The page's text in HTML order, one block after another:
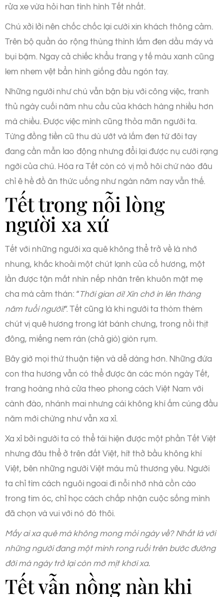
rửa xe vừa hỏi han tình hình Tết nhất.
Chú xởi lởi nên chốc chốc lại cười xin khách thông cảm.
Trên bộ quần áo rộng thùng thình lấm đen dầu máy và
bụi bặm. Ngay cả chiếc khẩu trang y tế màu xanh cũng
lem nhem vệt bẩn hình giống đầu ngón tay.
Những người như chú vẫn bận bịu với công việc, tranh
thủ ngày cuối năm nhu cầu của khách hàng nhiều hơn
mà chiều. Được việc mình cũng thỏa mãn người ta.
Từng đồng tiền cũ thu dù ướt và lấm đen từ đôi tay
đang cần mẫn lao động nhưng đổi lại được nụ cười rạng
ngời của chú. Hóa ra Tết còn có vị mồ hôi chứ nào đâu
chỉ ê hề đồ ăn thức uống như ngàn năm nay vẫn thế.
Tết trong nỗi lòng
người xa xứ
Tết với những người xa quê không thể trở về là nhớ
nhung, khắc khoải một chút lạnh của cố hương, một
lần được tận mắt nhìn nếp nhăn trên khuôn mặt mẹ
cha mà cảm thán: “Thời gian ơi! Xin chớ in lên tháng
năm tuổi người!“. Tết cũng là khi người ta thòm thèm
chút vị quê hương trong lát bánh chưng, trong nồi thịt
đông, miếng nem rán (chả giò) giòn rụm.
Bây giờ mọi thứ thuận tiện và dễ dàng hơn. Những đứa
con tha hương vẫn có thể được ăn các món ngày Tết,
trang hoàng nhà cửa theo phong cách Việt Nam với
cành đào, nhánh mai nhưng cái không khí ấm cúng đầu
năm mới chừng như vẫn xa xỉ.
Xa xỉ bởi người ta có thể tái hiện được một phần Tết Việt
nhưng đâu thể ở trên đất Việt, hít thở bầu không khí
Việt, bên những người Việt máu mủ thương yêu. Người
ta chỉ tìm cách nguôi ngoai đi nỗi nhớ nhà cồn cào
trong tim óc, chỉ học cách chấp nhận cuộc sống mình
đã chọn và vui với nó đó thôi.
Mấy ai xa quê mà không mong mỏi ngày về? Nhất là với
những người đang một mình rong ruổi trên bước đường
đời mà ngày trở lại còn mờ mịt khơi xa.
Tết vẫn nồng nàn khi